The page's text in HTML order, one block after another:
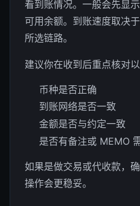
看到账情况。一般会先显
可用余额。到账速度取决
所选链路。
建议你在收到后重点核对以
币种是否正确
到账网络是否一致
金额是否与约定一致
是否有备注或 MEMO
如果是做交易或代收款，
操作会更稳妥。